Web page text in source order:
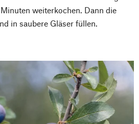
weiterkochen. Dann die
in saubere Gläser füllen.